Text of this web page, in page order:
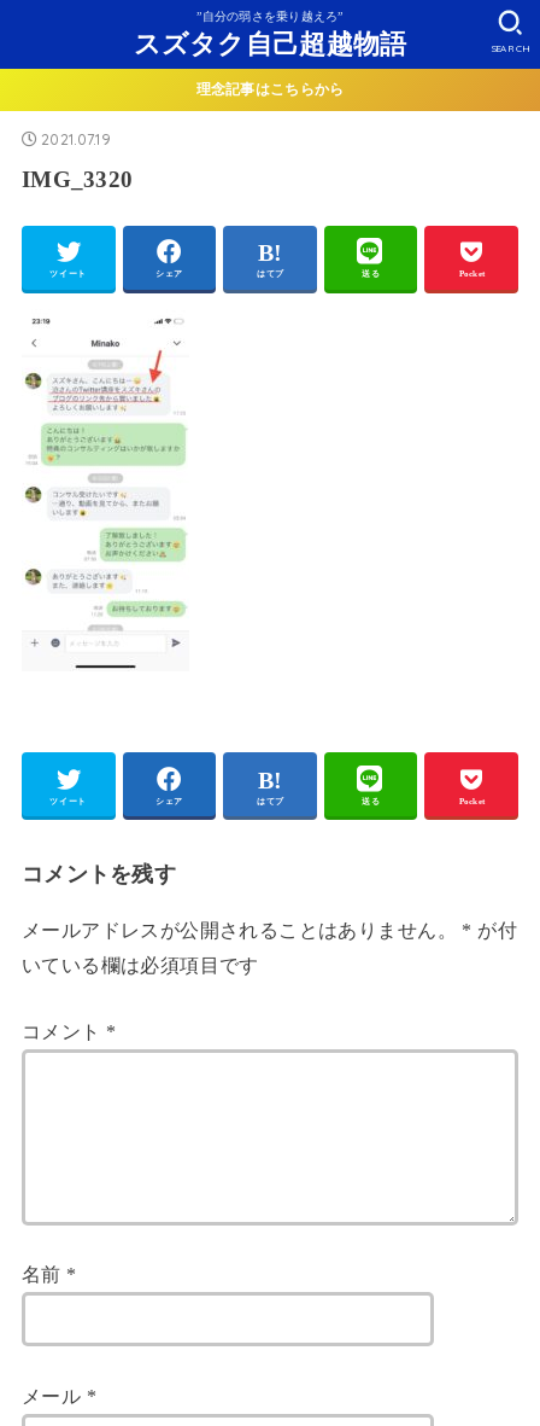
”自分の弱さを乗り越えろ”
スズタク自己超越物語 SEARCH
理念記事はこちらから
2021.07.19
IMG_3320
ツイート シェア はてブ 送る Pocket
ツイート シェア はてブ 送る Pocket
コメントを残す
メールアドレスが公開されることはありません。 * が付
いている欄は必須項目です
コメント *
名前 *
メール *